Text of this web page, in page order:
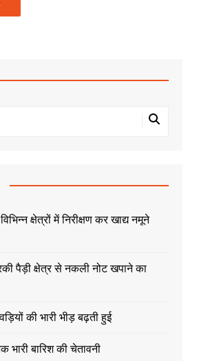
क्षेत्रों में निरीक्षण कर खाद्य नमूने
पैड़ी क्षेत्र से नकली नोट खपाने का
की भारी भीड़ बढ़ती हुई
भारी बारिश की चेतावनी